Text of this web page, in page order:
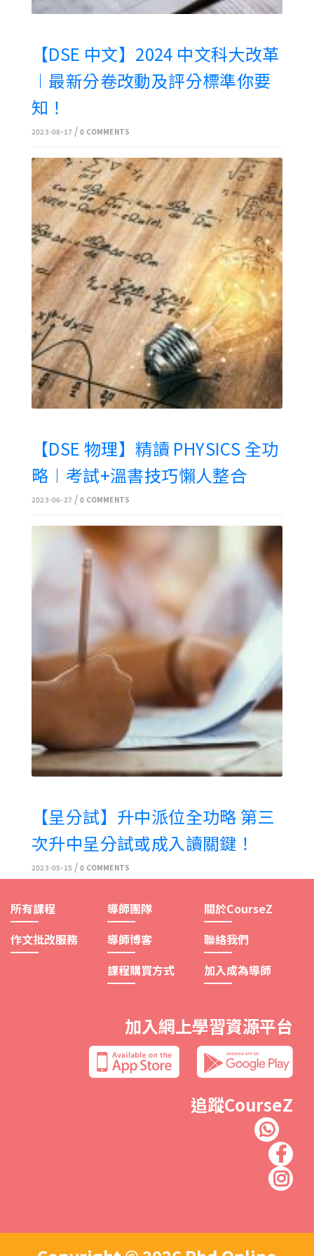
【DSE 中文】2024 中文科大改革
︱最新分卷改動及評分標準你要
知！
2023-08-17 / 0 COMMENTS
【DSE 物理】精讀 PHYSICS 全功
略︱考試+溫書技巧懶人整合
2023-06-27 / 0 COMMENTS
【呈分試】升中派位全功略 第三
次升中呈分試或成入讀關鍵！
2023-05-15 / 0 COMMENTS
所有課程
作文批改服務
導師團隊
導師博客
課程購買方式
關於CourseZ
聯絡我們
加入成為導師
加入網上學習資源平台
追蹤CourseZ